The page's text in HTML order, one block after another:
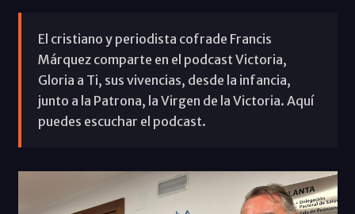
El cristiano y periodista cofrade Francis
Márquez comparte en el podcast Victoria,
Gloria a Ti, sus vivencias, desde la infancia,
junto a la Patrona, la Virgen de la Victoria. Aquí
puedes escuchar el podcast.